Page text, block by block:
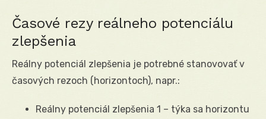
Časové rezy reálneho potenciálu
zlepšenia
Reálny potenciál zlepšenia je potrebné stanovovať v
časových rezoch (horizontoch), napr.:
Reálny potenciál zlepšenia 1 – týka sa horizontu